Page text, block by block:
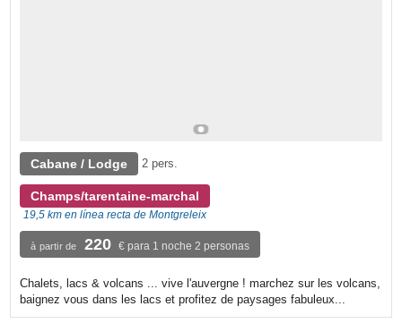
Cabane / Lodge 2 pers.
Champs/tarentaine-marchal
19,5 km en línea recta de Montgreleix
à partir de 220 € para 1 noche 2 personas
Chalets, lacs & volcans ... vive l'auvergne ! marchez sur les volcans,
baignez vous dans les lacs et profitez de paysages fabuleux...